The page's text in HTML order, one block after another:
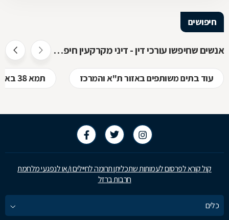
חיפושים
אנשים שחיפשו עורכי דין - דיני מקרקעין חיפשו גם
עוד בתים משותפים באזור ת"א והמרכז תמא 38 באזור ת"א והמרכז
קול קורא לפרסום לעמותות שתכליתן תרומה לחיילים ו/או לנפגעי מלחמת
חרבות ברזל
כלים